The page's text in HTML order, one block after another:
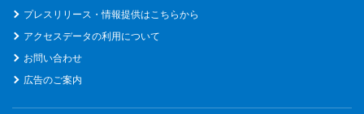
プレスリリース・情報提供はこちらから
アクセスデータの利用について
お問い合わせ
広告のご案内